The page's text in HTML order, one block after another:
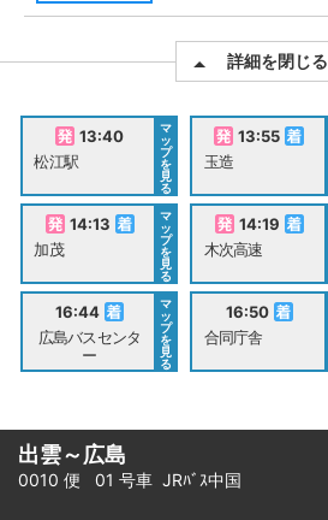
詳細を閉じる
13:40
松江駅
マ
ッ
プ
を
見
る
13:55
玉造
14:13
加茂
マ
ッ
プ
を
見
る
14:19
木次高速
16:44
広島バスセンタ
ー
マ
ッ
プ
を
見
る
16:50
合同庁舎
出雲～広島
0010 便 01 号車 JRﾊﾞｽ中国